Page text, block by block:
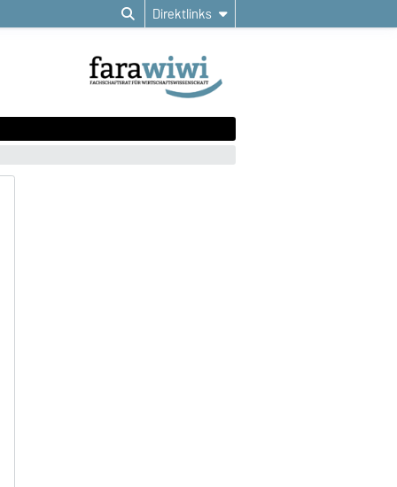
Direktlinks